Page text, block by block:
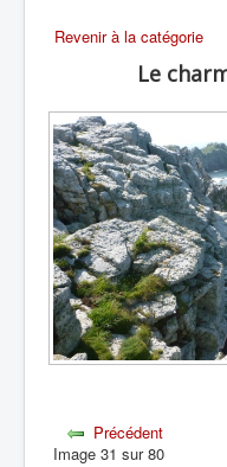
Revenir à la catégorie
Le
Précédent
Image 31 sur 80